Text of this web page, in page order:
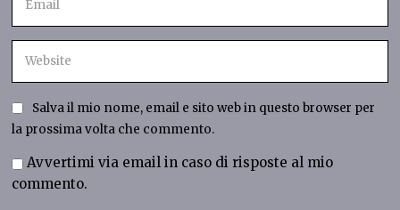
Salva il mio nome, email e sito web in questo browser per
la prossima volta che commento.
Avvertimi via email in caso di risposte al mio
commento.